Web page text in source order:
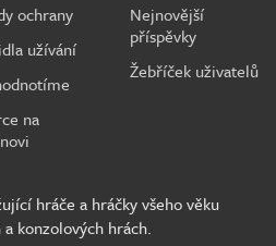
ochrany
užívání
na
Nejnovější
příspěvky
Žebříček uživatelů
hráče a hráčky všeho věku
konzolových hrách.